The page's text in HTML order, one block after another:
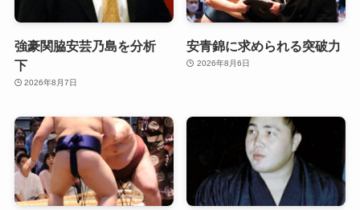
強豪関脇安芸乃島を分析
下
2026年8月7日
安青錦に求められる突破力
2026年8月6日